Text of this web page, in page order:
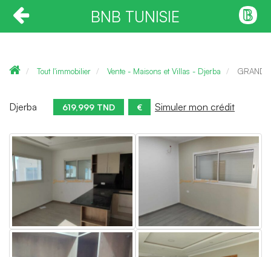
BNB TUNISIE
Tout l'immobilier Vente - Maisons et Villas - Djerba
Djerba 619,999 TND € Simuler mon crédit